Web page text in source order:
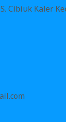
Cibiuk Kaler